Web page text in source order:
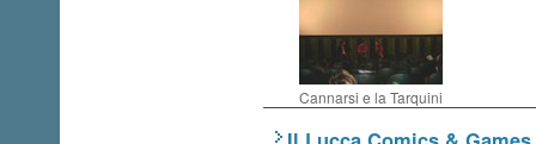
Cannarsi e la Tarquini